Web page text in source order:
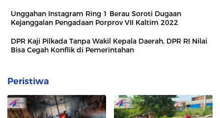
Unggahan Instagram Ring 1 Berau Soroti Dugaan
Kejanggalan Pengadaan Porprov VII Kaltim 2022
DPR Kaji Pilkada Tanpa Wakil Kepala Daerah, DPR RI Nilai
Bisa Cegah Konflik di Pemerintahan
Peristiwa